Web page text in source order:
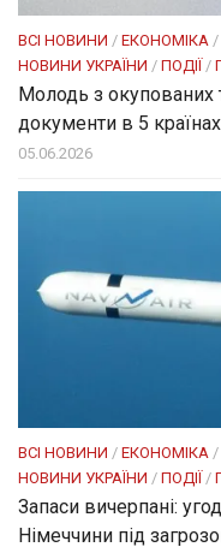
ВСІ НОВИНИ / ЕКОНОМІКА /
НОВИНИ УКРАЇНИ / ПОДІЇ /
Молодь з окупованих
документи в 5
05.06.2026
ВСІ НОВИНИ / ЕКОНОМІКА /
НОВИНИ УКРАЇНИ / ПОДІЇ /
Запаси вичерпані:
Німеччини під